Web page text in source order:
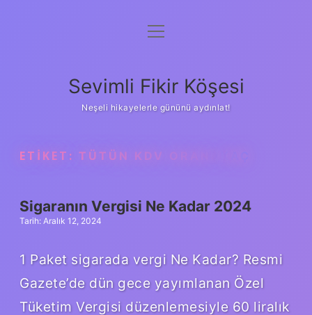
Anasayfa
Yasal Uyarı
menüyü
Sevimli Fikir Köşesi
Neşeli hikayelerle gününü aydınlat!
ETIKET: TÜTÜN KDV ORANI KAÇ
Sigaranın Vergisi Ne Kadar 2024
Tarih: Aralık 12, 2024
1 Paket sigarada vergi Ne Kadar? Resmi
Gazete’de dün gece yayımlanan Özel
Tüketim Vergisi düzenlemesiyle 60 liralık